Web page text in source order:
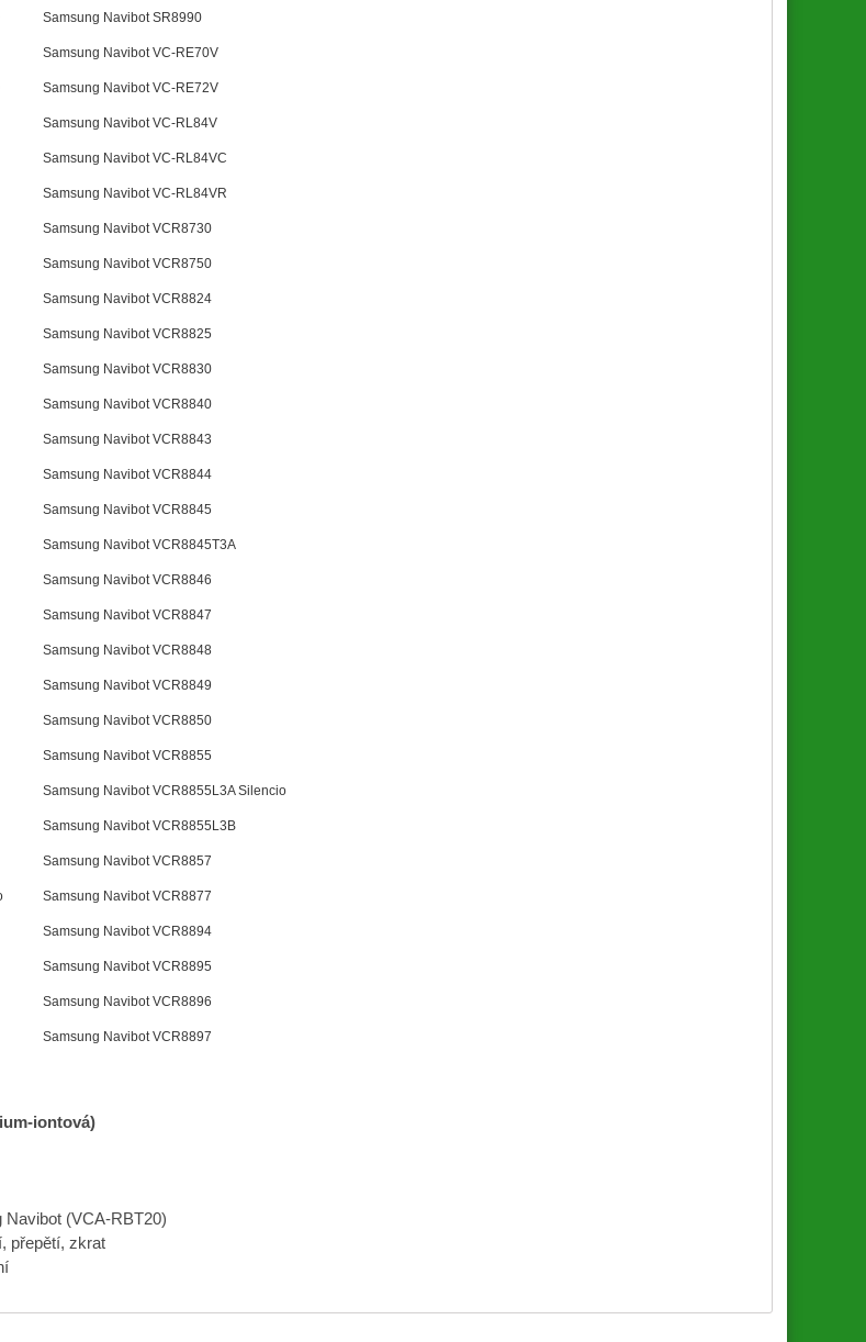
Samsung Navibot SR8990
Samsung Navibot VC-RE70V
Samsung Navibot VC-RE72V
Samsung Navibot VC-RL84V
Samsung Navibot VC-RL84VC
Samsung Navibot VC-RL84VR
Samsung Navibot VCR8730
Samsung Navibot VCR8750
Samsung Navibot VCR8824
Samsung Navibot VCR8825
Samsung Navibot VCR8830
Samsung Navibot VCR8840
Samsung Navibot VCR8843
Samsung Navibot VCR8844
Samsung Navibot VCR8845
Samsung Navibot VCR8845T3A
Samsung Navibot VCR8846
Samsung Navibot VCR8847
Samsung Navibot VCR8848
Samsung Navibot VCR8849
Samsung Navibot VCR8850
Samsung Navibot VCR8855
Samsung Navibot VCR8855L3A Silencio
Samsung Navibot VCR8855L3B
Samsung Navibot VCR8857
Samsung Navibot VCR8877
Samsung Navibot VCR8894
Samsung Navibot VCR8895
Samsung Navibot VCR8896
Samsung Navibot VCR8897
iontová)
Navibot (VCA-RBT20)
přepětí, zkrat